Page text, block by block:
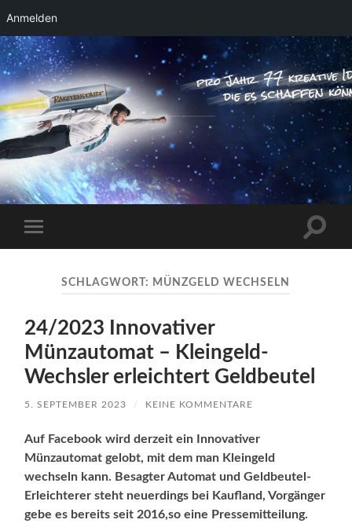
Anmelden
RAKETENSTART
Pro Jahr 77 kreative Ideen, die es schaffen
können ...
Menü
SCHLAGWORT: MÜNZGELD WECHSELN
24/2023 Innovativer
Münzautomat – Kleingeld-
Wechsler erleichtert Geldbeutel
5. SEPTEMBER 2023 / KEINE KOMMENTARE
Auf Facebook wird derzeit ein Innovativer
Münzautomat gelobt, mit dem man Kleingeld
wechseln kann. Besagter Automat und Geldbeutel-
Erleichterer steht neuerdings bei Kaufland, Vorgänger
gebe es bereits seit 2016,so eine Pressemitteilung.